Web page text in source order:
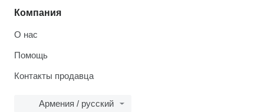
Компания
О нас
Помощь
Контакты продавца
Армения / русский